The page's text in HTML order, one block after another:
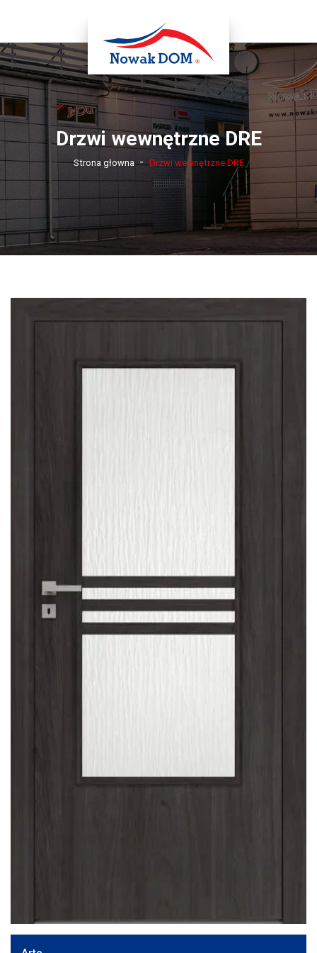
Drzwi wewnętrzne DRE
Strona głowna - Drzwi wewnętrzne DRE